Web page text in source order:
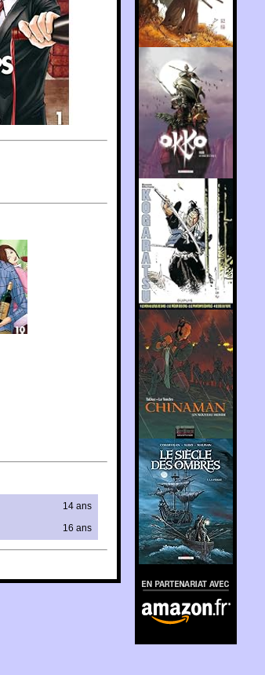
En partenariat avec
Amazon.fr
14 ans
16 ans